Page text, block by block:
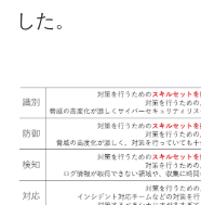
した。